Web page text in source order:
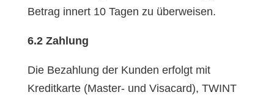
Betrag innert 10 Tagen zu überweisen.
6.2 Zahlung
Die Bezahlung der Kunden erfolgt mit
Kreditkarte (Master- und Visacard), TWINT